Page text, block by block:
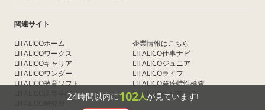
24時間以内に102人が見ています!
関連サイト
LITALICOホーム
LITALICOワークス
LITALICOキャリア
LITALICOワンダー
LITALICO教育ソフト
LITALICO高等学院
企業情報はこちら
LITALICO仕事ナビ
LITALICOジュニア
LITALICOライフ
LITALICO発達特性検査
LITALICOレジデンス